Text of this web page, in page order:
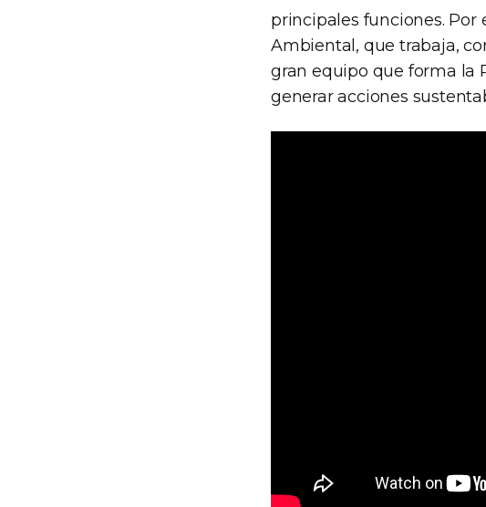
principales funciones. Por
Ambiental, que trabaja,
gran equipo que forma la
generar acciones